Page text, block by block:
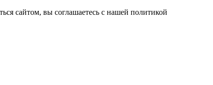
сайтом, вы соглашаетесь с нашей политикой